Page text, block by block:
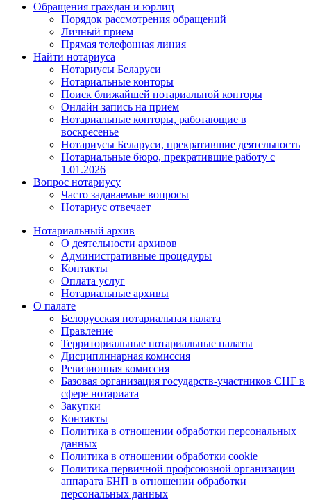
Обращения граждан и юрлиц
Порядок рассмотрения обращений
Личный прием
Прямая телефонная линия
Найти нотариуса
Нотариусы Беларуси
Нотариальные конторы
Поиск ближайшей нотариальной конторы
Онлайн запись на прием
Нотариальные конторы, работающие в
воскресенье
Нотариусы Беларуси, прекратившие деятельность
Нотариальные бюро, прекратившие работу с
1.01.2026
Вопрос нотариусу
Часто задаваемые вопросы
Нотариус отвечает
Нотариальный архив
О деятельности архивов
Административные процедуры
Контакты
Оплата услуг
Нотариальные архивы
О палате
Белорусская нотариальная палата
Правление
Территориальные нотариальные палаты
Дисциплинарная комиссия
Ревизионная комиссия
Базовая организация государств-участников СНГ в
сфере нотариата
Закупки
Контакты
Политика в отношении обработки персональных
данных
Политика в отношении обработки cookie
Политика первичной профсоюзной организации
аппарата БНП в отношении обработки
персональных данных